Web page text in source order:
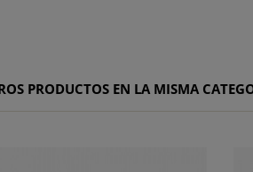
PRODUCTOS EN LA MISMA